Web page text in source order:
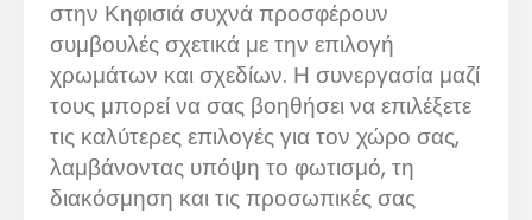
στην Κηφισιά συχνά προσφέρουν
συμβουλές σχετικά με την επιλογή
χρωμάτων και σχεδίων. Η συνεργασία μαζί
τους μπορεί να σας βοηθήσει να επιλέξετε
τις καλύτερες επιλογές για τον χώρο σας,
λαμβάνοντας υπόψη το φωτισμό, τη
διακόσμηση και τις προσωπικές σας